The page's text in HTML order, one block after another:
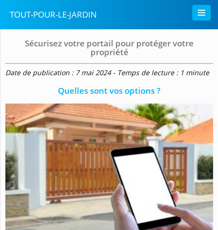
TOUT-POUR-LE-JARDIN
Sécurisez votre portail pour protéger votre
propriété
Date de publication : 7 mai 2024 - Temps de lecture : 1 minute
Quelles sont vos options ?